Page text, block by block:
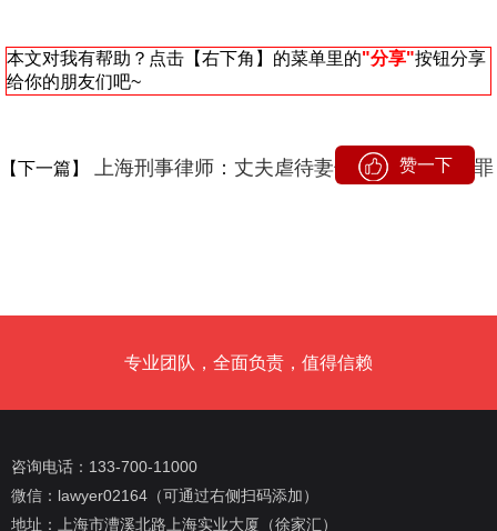
本文对我有帮助？点击【右下角】的菜单里的"分享"按钮分享
给你的朋友们吧~
【下一篇】 上海刑事律师：丈夫虐待妻子致死被判虐待罪
赞一下
专业团队，全面负责，值得信赖
咨询电话：133-700-11000
微信：lawyer02164（可通过右侧扫码添加）
地址：上海市漕溪北路上海实业大厦（徐家汇）